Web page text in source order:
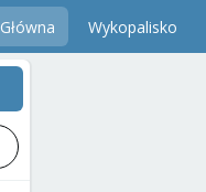
Główna Wykopalisko